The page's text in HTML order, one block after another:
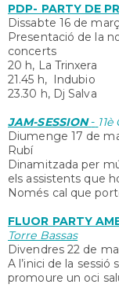
PDP- PARTY DE
Dissabte 16 de
Presentació de la
concerts
20 h, La Trinxera
21.45 h, Indubio
23.30 h, Dj Salva
JAM-SESSION -
Diumenge 17 de
Rubí
Dinamitzada per
els assistents que
Només cal que
FLUOR PARTY
Torre Bassas
Divendres 22 de
A l’inici de la sessió
promoure un oci